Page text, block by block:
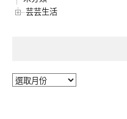
芸芸生活
彙